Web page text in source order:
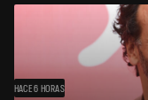
HACE 6 HORAS